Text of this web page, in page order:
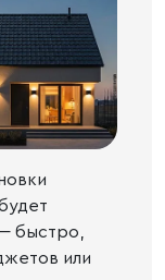
быстро,
или